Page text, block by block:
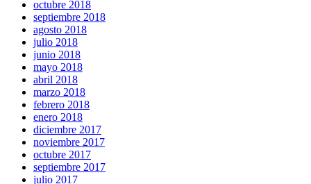
octubre 2018
septiembre 2018
agosto 2018
julio 2018
junio 2018
mayo 2018
abril 2018
marzo 2018
febrero 2018
enero 2018
diciembre 2017
noviembre 2017
octubre 2017
septiembre 2017
julio 2017